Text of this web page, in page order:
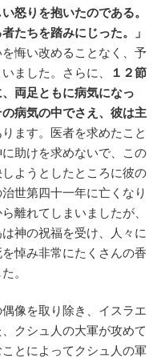
怒りを抱いたのである。
たちを踏みにじった。」
悔い改めることなく、予
ました。さらに、
１２節
両足ともに病気になっ
病気の中でさえ、彼は主
ります。医者を求めたこと
助けを求めないで、この
ようとしたところに彼の
世第四十一年に亡くなり
離れてしまいましたが、
神の祝福を受け、人々に
悼み非常にたくさんの香
。
像を取り除き、イスラエ
クシュ人の大軍が攻めて
とによってクシュ人の軍